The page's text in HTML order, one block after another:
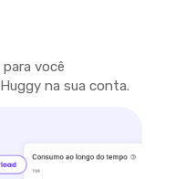
você
na sua conta.